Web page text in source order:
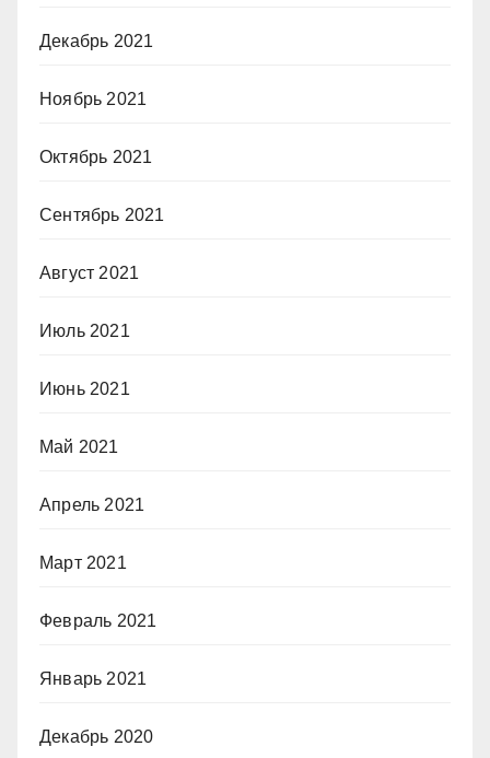
Декабрь 2021
Ноябрь 2021
Октябрь 2021
Сентябрь 2021
Август 2021
Июль 2021
Июнь 2021
Май 2021
Апрель 2021
Март 2021
Февраль 2021
Январь 2021
Декабрь 2020